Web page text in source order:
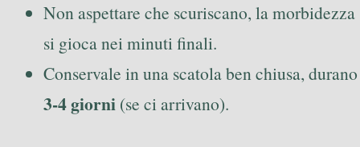
Non aspettare che scuriscano, la morbidezza
si gioca nei minuti finali.
Conservale in una scatola ben chiusa, durano
3-4 giorni (se ci arrivano).